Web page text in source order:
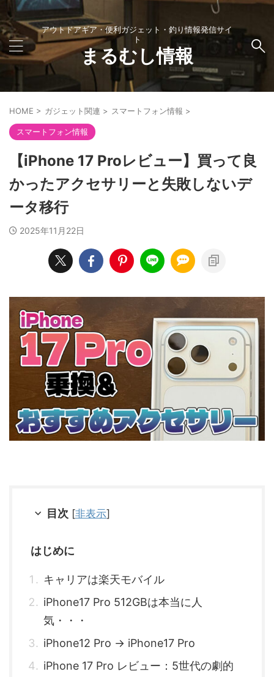
アウトドアギア・便利ガジェット・釣り情報発信サイ
ト
まるむし情報
HOME > ガジェット関連 > スマートフォン情報 >
スマートフォン情報
【iPhone 17 Proレビュー】買って良
かったアクセサリーと失敗しないデ
ータ移行
2025年11月22日
目次 [非表示]
はじめに
キャリアは楽天モバイル
iPhone17 Pro 512GBは本当に人
気・・・
iPhone12 Pro → iPhone17 Pro
iPhone 17 Pro レビュー：5世代の劇的